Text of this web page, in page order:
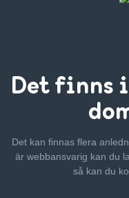
Det finns
Det kan finnas flera
är webbansvarig kan du
så kan du